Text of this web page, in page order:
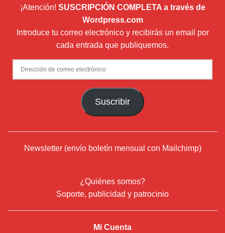
¡Atención! SUSCRIPCIÓN COMPLETA a través de
Wordpress.com
Introduce tu correo electrónico y recibirás un email por
cada entrada que publiquemos.
Dirección
de
Suscribir
Newsletter (envío boletín mensual con Mailchimp)
¿Quiénes somos?
Soporte, publicidad y patrocinio
Mi Cuenta